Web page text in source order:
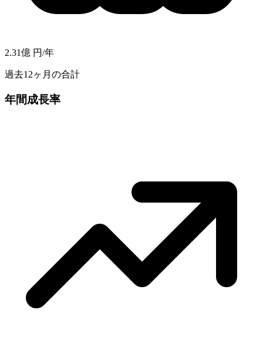
2.31億 円/年
過去12ヶ月の合計
年間成長率